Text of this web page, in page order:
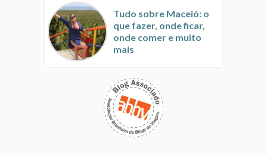
Tudo sobre Maceió: o
que fazer, onde ficar,
onde comer e muito
mais